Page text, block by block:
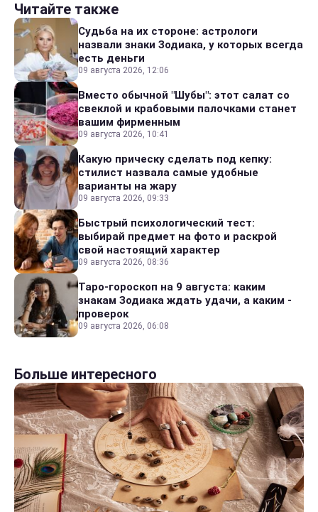
Читайте также
Судьба на их стороне: астрологи
назвали знаки Зодиака, у которых всегда
есть деньги
09 августа 2026, 12:06
Вместо обычной "Шубы": этот салат со
свеклой и крабовыми палочками станет
вашим фирменным
09 августа 2026, 10:41
Какую прическу сделать под кепку:
стилист назвала самые удобные
варианты на жару
09 августа 2026, 09:33
Быстрый психологический тест:
выбирай предмет на фото и раскрой
свой настоящий характер
09 августа 2026, 08:36
Таро-гороскоп на 9 августа: каким
знакам Зодиака ждать удачи, а каким -
проверок
09 августа 2026, 06:08
Больше интересного